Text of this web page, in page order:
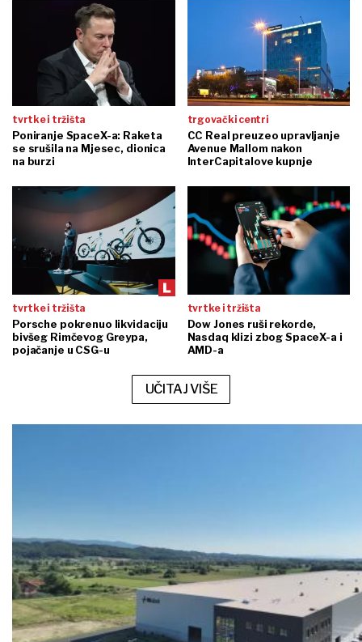
tvrtke i tržišta
Poniranje SpaceX-a: Raketa
se srušila na Mjesec, dionica
na burzi
trgovački centri
CC Real preuzeo upravljanje
Avenue Mallom nakon
InterCapitalove kupnje
tvrtke i tržišta
Porsche pokrenuo likvidaciju
bivšeg Rimčevog Greypa,
pojačanje u CSG-u
tvrtke i tržišta
Dow Jones ruši rekorde,
Nasdaq klizi zbog SpaceX-a i
AMD-a
UČITAJ VIŠE